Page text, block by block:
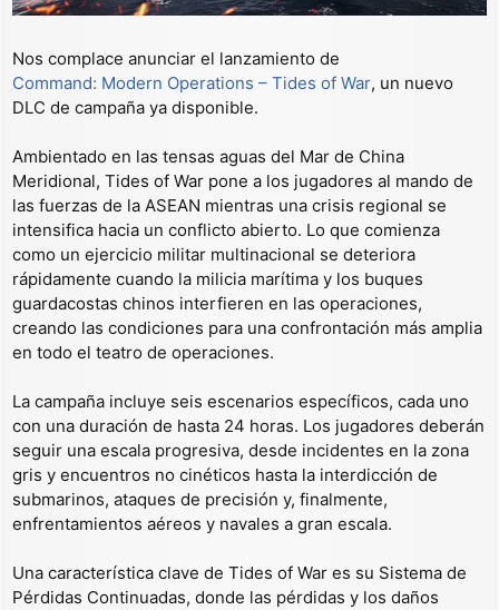
Nos complace anunciar el lanzamiento de
Command: Modern Operations – Tides of War, un nuevo
DLC de campaña ya disponible.
Ambientado en las tensas aguas del Mar de China
Meridional, Tides of War pone a los jugadores al mando de
las fuerzas de la ASEAN mientras una crisis regional se
intensifica hacia un conflicto abierto. Lo que comienza
como un ejercicio militar multinacional se deteriora
rápidamente cuando la milicia marítima y los buques
guardacostas chinos interfieren en las operaciones,
creando las condiciones para una confrontación más amplia
en todo el teatro de operaciones.
La campaña incluye seis escenarios específicos, cada uno
con una duración de hasta 24 horas. Los jugadores deberán
seguir una escala progresiva, desde incidentes en la zona
gris y encuentros no cinéticos hasta la interdicción de
submarinos, ataques de precisión y, finalmente,
enfrentamientos aéreos y navales a gran escala.
Una característica clave de Tides of War es su Sistema de
Pérdidas Continuadas, donde las pérdidas y los daños